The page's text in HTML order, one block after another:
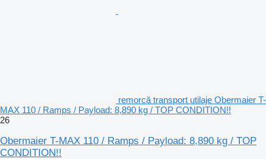
remorcă transport utilaje Obermaier T-
MAX 110 / Ramps / Payload: 8,890 kg / TOP CONDITION!!
26
Obermaier T-MAX 110 / Ramps / Payload: 8,890 kg / TOP
CONDITION!!